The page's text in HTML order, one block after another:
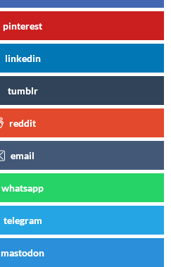
pinterest
linkedin
tumblr
reddit
email
whatsapp
telegram
mastodon